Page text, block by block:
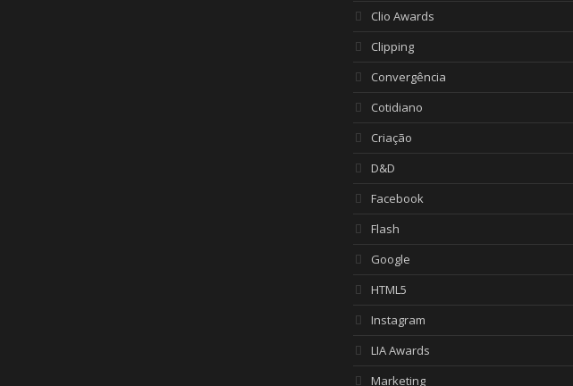
Clio Awards
Clipping
Convergência
Cotidiano
Criação
D&D
Facebook
Flash
Google
HTML5
Instagram
LIA Awards
Marketing